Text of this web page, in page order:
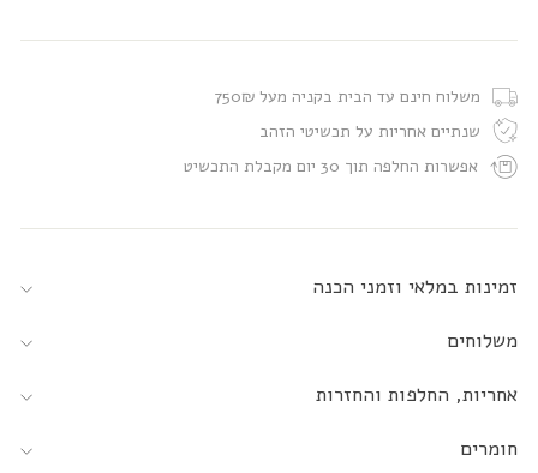
משלוח חינם עד הבית בקניה מעל 750₪
שנתיים אחריות על תכשיטי הזהב
אפשרות החלפה תוך 30 יום מקבלת התכשיט
זמינות במלאי וזמני הכנה
משלוחים
אחריות, החלפות והחזרות
חומרים